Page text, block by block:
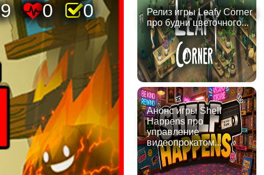
0 0
Релиз игры Leafy Corner
про будни цветочного...
Анонс игры Shelf
Happens про
управление
видеопрокатом...